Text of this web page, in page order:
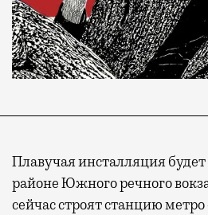
Плавучая инсталляция будет
районе Южного речного
сейчас строят станцию